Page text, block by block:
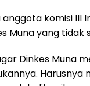
komisi III
Muna yang tidak
Dinkes Muna
Harusnya